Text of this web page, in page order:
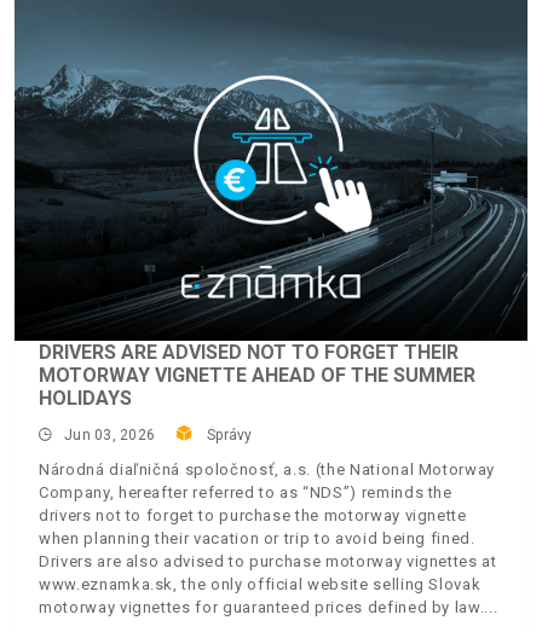
DRIVERS ARE ADVISED NOT TO FORGET THEIR
MOTORWAY VIGNETTE AHEAD OF THE SUMMER
HOLIDAYS
Jun 03, 2026 Správy
Národná diaľničná spoločnosť, a.s. (the National Motorway
Company, hereafter referred to as “NDS”) reminds the
drivers not to forget to purchase the motorway vignette
when planning their vacation or trip to avoid being fined.
Drivers are also advised to purchase motorway vignettes at
www.eznamka.sk, the only official website selling Slovak
motorway vignettes for guaranteed prices defined by law.